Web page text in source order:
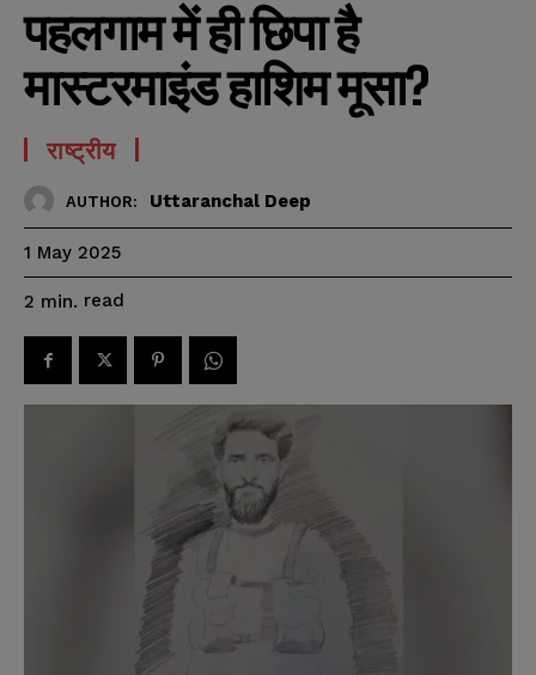
पहलगाम में ही छिपा है
मास्टरमाइंड हाशिम मूसा?
राष्ट्रीय
AUTHOR: Uttaranchal Deep
1 May 2025
2 min. read